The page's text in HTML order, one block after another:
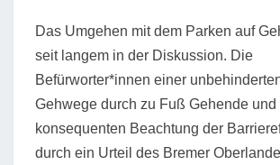
Das Umgehen mit dem Parken auf
seit langem in der Diskussion. Die
Befürworter*innen einer
Gehwege durch zu Fuß Gehende und
konsequenten Beachtung der
durch ein Urteil des Bremer